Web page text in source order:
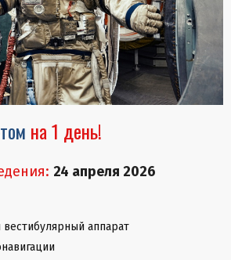
на 1 день!
24 апреля 2026
аппарат